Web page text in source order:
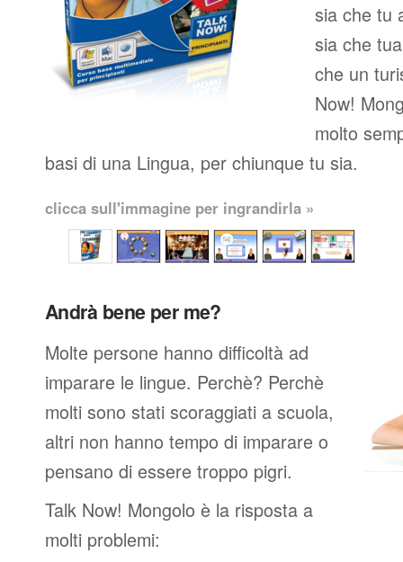
sia che tu
sia che
che un
Now!
molto
basi di una Lingua, per chiunque tu sia.
clicca sull'immagine per ingrandirla »
Andrà bene per me?
Molte persone hanno difficoltà ad
imparare le lingue. Perchè? Perchè
molti sono stati scoraggiati a scuola,
altri non hanno tempo di imparare o
pensano di essere troppo pigri.
Talk Now! Mongolo è la risposta a
molti problemi: